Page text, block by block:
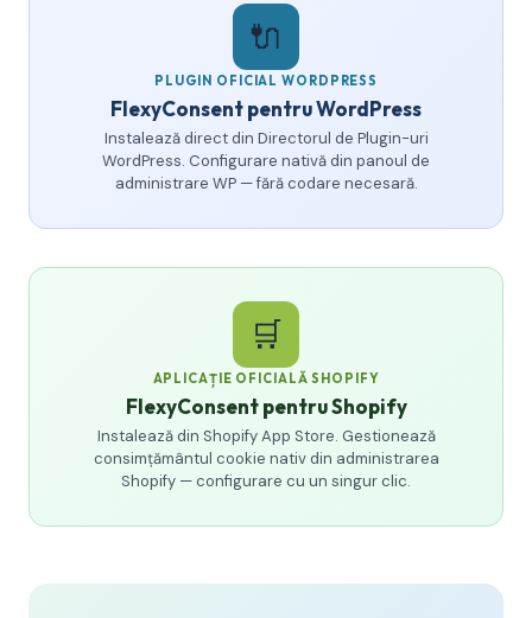
🔌
PLUGIN OFICIAL WORDPRESS
FlexyConsent pentru WordPress
Instalează direct din Directorul de Plugin-uri
WordPress. Configurare nativă din panoul de
administrare WP — fără codare necesară.
🛒
APLICAȚIE OFICIALĂ SHOPIFY
FlexyConsent pentru Shopify
Instalează din Shopify App Store. Gestionează
consimțământul cookie nativ din administrarea
Shopify — configurare cu un singur clic.